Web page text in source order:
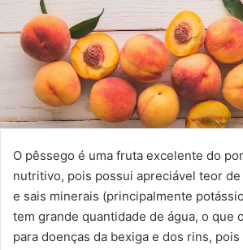
O pêssego é uma fruta excelente do
nutritivo, pois possui apreciável teor de
e sais minerais (principalmente
tem grande quantidade de água, o que
para doenças da bexiga e dos rins,